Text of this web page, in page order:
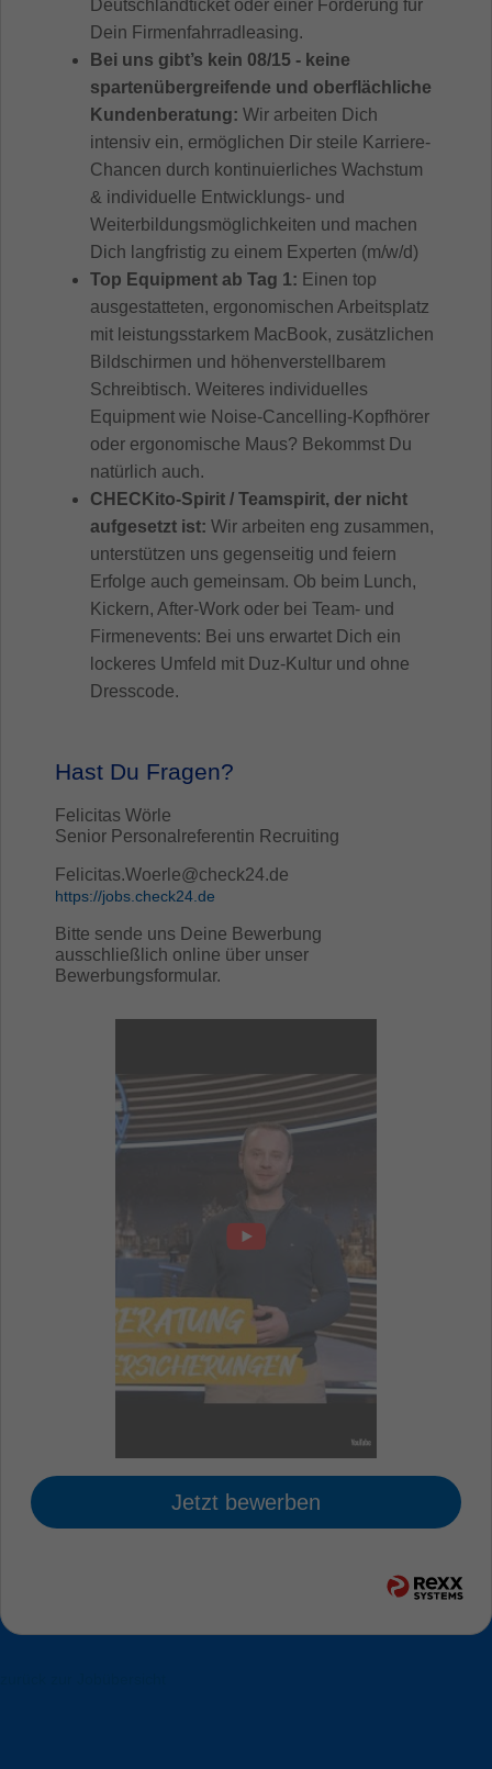
Deutschlandticket oder einer Förderung für
Dein Firmenfahrradleasing.
Bei uns gibt’s kein 08/15 - keine
spartenübergreifende und oberflächliche
Kundenberatung: Wir arbeiten Dich
intensiv ein, ermöglichen Dir steile Karriere-
Chancen durch kontinuierliches Wachstum
& individuelle Entwicklungs- und
Weiterbildungsmöglichkeiten und machen
Dich langfristig zu einem Experten (m/w/d)
Top Equipment ab Tag 1: Einen top
ausgestatteten, ergonomischen Arbeitsplatz
mit leistungsstarkem MacBook, zusätzlichen
Bildschirmen und höhenverstellbarem
Schreibtisch. Weiteres individuelles
Equipment wie Noise-Cancelling-Kopfhörer
oder ergonomische Maus? Bekommst Du
natürlich auch.
CHECKito-Spirit / Teamspirit, der nicht
aufgesetzt ist: Wir arbeiten eng zusammen,
unterstützen uns gegenseitig und feiern
Erfolge auch gemeinsam. Ob beim Lunch,
Kickern, After-Work oder bei Team- und
Firmenevents: Bei uns erwartet Dich ein
lockeres Umfeld mit Duz-Kultur und ohne
Dresscode.
Hast Du Fragen?
Felicitas Wörle
Senior Personalreferentin Recruiting
Felicitas.Woerle@check24.de
https://jobs.check24.de
Bitte sende uns Deine Bewerbung
ausschließlich online über unser
Bewerbungsformular.
Jetzt bewerben